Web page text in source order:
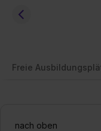
Freie
nach oben